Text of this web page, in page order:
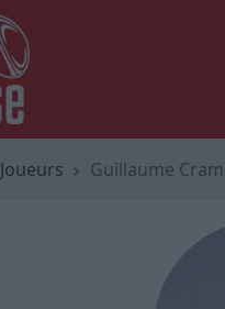
Joueurs Guillaume